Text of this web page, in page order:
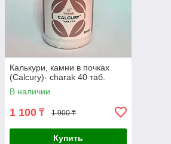
Калькури, камни в почках
(Calcury)- charak 40 таб.
В наличии
1 100 ₸ 1 900 ₸
Купить